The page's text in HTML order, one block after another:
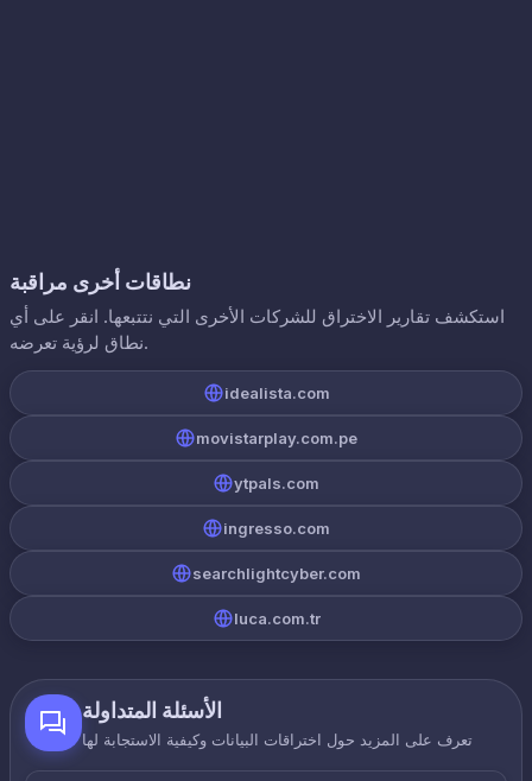
نطاقات أخرى مراقبة
استكشف تقارير الاختراق للشركات الأخرى التي نتتبعها. انقر على أي
نطاق لرؤية تعرضه.
idealista.com
movistarplay.com.pe
ytpals.com
ingresso.com
searchlightcyber.com
luca.com.tr
الأسئلة المتداولة
تعرف على المزيد حول اختراقات البيانات وكيفية الاستجابة لها